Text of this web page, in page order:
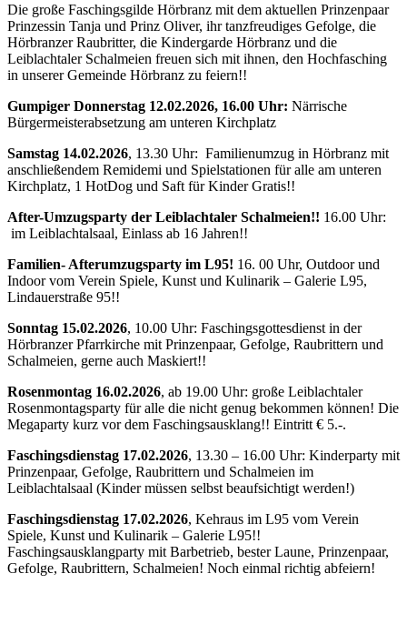
Die große Faschingsgilde Hörbranz mit dem aktuellen Prinzenpaar
Prinzessin Tanja und Prinz Oliver, ihr tanzfreudiges Gefolge, die
Hörbranzer Raubritter, die Kindergarde Hörbranz und die
Leiblachtaler Schalmeien freuen sich mit ihnen, den Hochfasching
in unserer Gemeinde Hörbranz zu feiern!!
Gumpiger Donnerstag 12.02.2026, 16.00 Uhr: Närrische
Bürgermeisterabsetzung am unteren Kirchplatz
Samstag 14.02.2026, 13.30 Uhr: Familienumzug in Hörbranz mit
anschließendem Remidemi und Spielstationen für alle am unteren
Kirchplatz, 1 HotDog und Saft für Kinder Gratis!!
After-Umzugsparty der Leiblachtaler Schalmeien!! 16.00 Uhr:
im Leiblachtalsaal, Einlass ab 16 Jahren!!
Familien- Afterumzugsparty im L95! 16. 00 Uhr, Outdoor und
Indoor vom Verein Spiele, Kunst und Kulinarik – Galerie L95,
Lindauerstraße 95!!
Sonntag 15.02.2026, 10.00 Uhr: Faschingsgottesdienst in der
Hörbranzer Pfarrkirche mit Prinzenpaar, Gefolge, Raubrittern und
Schalmeien, gerne auch Maskiert!!
Rosenmontag 16.02.2026, ab 19.00 Uhr: große Leiblachtaler
Rosenmontagsparty für alle die nicht genug bekommen können! Die
Megaparty kurz vor dem Faschingsausklang!! Eintritt € 5.-.
Faschingsdienstag 17.02.2026, 13.30 – 16.00 Uhr: Kinderparty mit
Prinzenpaar, Gefolge, Raubrittern und Schalmeien im
Leiblachtalsaal (Kinder müssen selbst beaufsichtigt werden!)
Faschingsdienstag 17.02.2026, Kehraus im L95 vom Verein
Spiele, Kunst und Kulinarik – Galerie L95!!
Faschingsausklangparty mit Barbetrieb, bester Laune, Prinzenpaar,
Gefolge, Raubrittern, Schalmeien! Noch einmal richtig abfeiern!